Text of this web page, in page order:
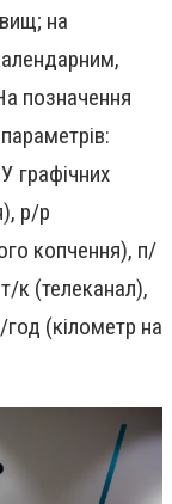
на
позначення
графічних
р/р
копчення), п/
к (телеканал),
(кілометр на